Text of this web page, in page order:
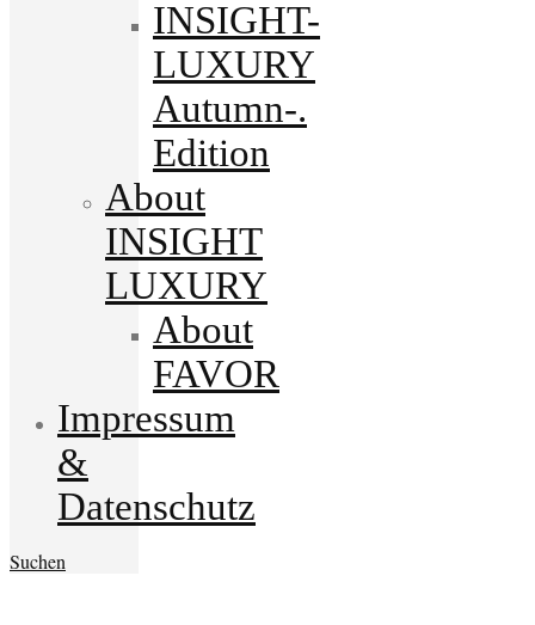
INSIGHT-
LUXURY
Autumn-.
Edition
About
INSIGHT
LUXURY
About
FAVOR
Impressum
&
Datenschutz
Suchen